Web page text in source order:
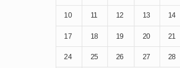
10 11 12 13 14
17 18 19 20 21
24 25 26 27 28